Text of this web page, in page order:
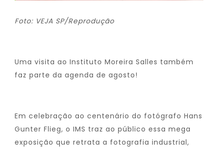
Foto: VEJA SP/Reprodução
Uma visita ao Instituto Moreira Salles também
faz parte da agenda de agosto!
Em celebração ao centenário do fotógrafo Hans
Gunter Flieg, o IMS traz ao público essa mega
exposição que retrata a fotografia industrial,